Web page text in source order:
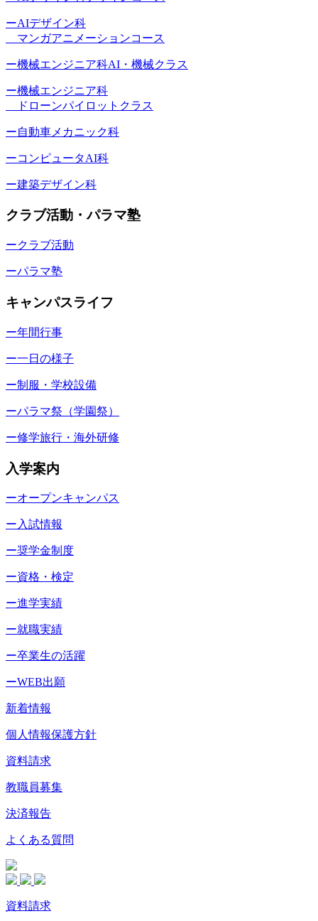
ーAIデザイン科
マンガアニメーションコース
ー機械エンジニア科AI・機械クラス
ー機械エンジニア科
ドローンパイロットクラス
ー自動車メカニック科
ーコンピュータAI科
ー建築デザイン科
クラブ活動・パラマ塾
ークラブ活動
ーパラマ塾
キャンパスライフ
ー年間行事
ー一日の様子
ー制服・学校設備
ーパラマ祭（学園祭）
ー修学旅行・海外研修
入学案内
ーオープンキャンパス
ー入試情報
ー奨学金制度
ー資格・検定
ー進学実績
ー就職実績
ー卒業生の活躍
ーWEB出願
新着情報
個人情報保護方針
資料請求
教職員募集
決済報告
よくある質問
資料請求